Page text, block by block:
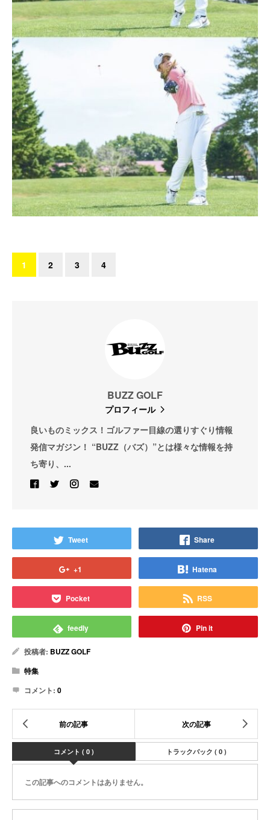
1 2 3 4
BUZZ GOLF
プロフィール
良いものミックス！ゴルファー目線の選りすぐり情報
発信マガジン！ “BUZZ（バズ）”とは様々な情報を持
ち寄り、...
Tweet Share
+1 Hatena
Pocket RSS
feedly Pin it
投稿者: BUZZ GOLF
特集
コメント: 0
コメント ( 0 ) トラックバック ( 0 )
この記事へのコメントはありません。